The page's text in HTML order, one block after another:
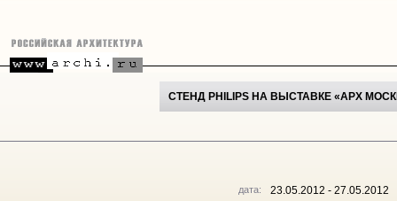
СТЕНД PHILIPS НА ВЫСТАВКЕ «АРХ
дата: 23.05.2012 - 27.05.2012